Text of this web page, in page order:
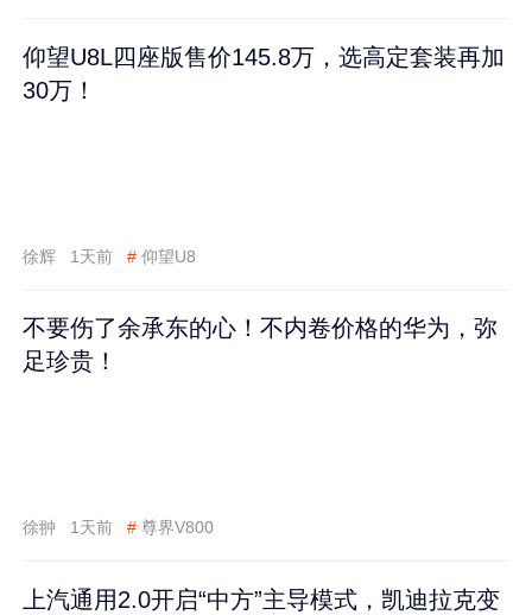
仰望U8L四座版售价145.8万，选高定套装再加
30万！
徐辉 1天前 # 仰望U8
不要伤了余承东的心！不内卷价格的华为，弥
足珍贵！
徐翀 1天前 # 尊界V800
上汽通用2.0开启“中方”主导模式，凯迪拉克变